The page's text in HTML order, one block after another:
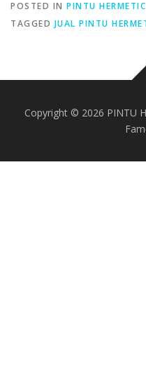
POSTED IN PINTU HERMETIC
TAGGED JUAL PINTU
Copyright © 2026 PINTU